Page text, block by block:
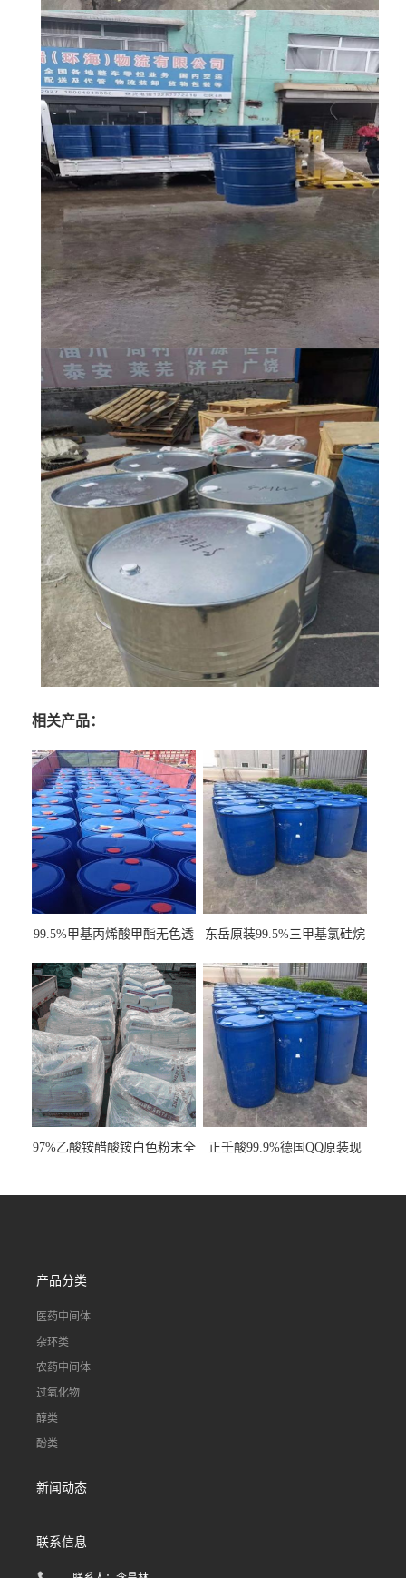
相关产品：
99.5%甲基丙烯酸甲酯无色透
东岳原装99.5%三甲基氯硅烷
97%乙酸铵醋酸铵白色粉末全
正壬酸99.9%德国QQ原装现
产品分类
医药中间体
杂环类
农药中间体
过氧化物
醇类
酚类
新闻动态
联系信息